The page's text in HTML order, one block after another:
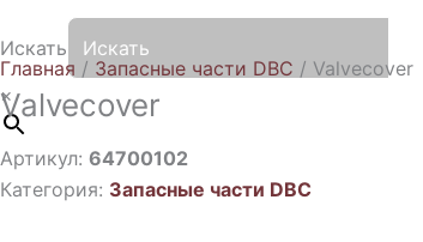
Искать
×
Главная / Запасные части DBC / Valvecover
Valvecover
Артикул: 64700102
Категория: Запасные части DBC